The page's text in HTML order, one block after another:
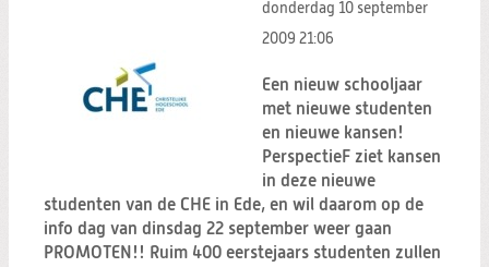
Zoeken
donderdag 10 september
2009 21:06
Een nieuw schooljaar
met nieuwe studenten
en nieuwe kansen!
PerspectieF ziet kansen
in deze nieuwe
studenten van de CHE in Ede, en wil daarom op de
info dag van dinsdag 22 september weer gaan
PROMOTEN!! Ruim 400 eerstejaars studenten zullen